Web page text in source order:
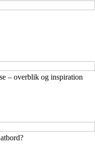
– overblik og inspiration